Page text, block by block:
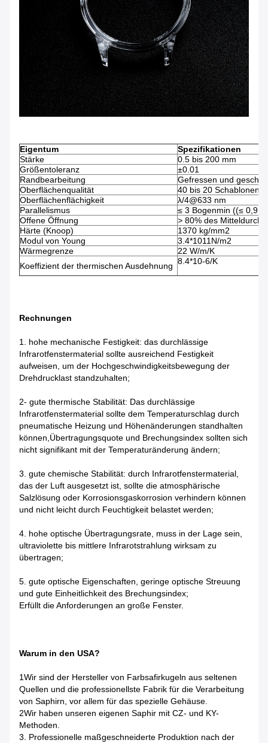
Eigentum
Spezifikationen
Stärke
0.5 bis 200 mm
Größentoleranz
±0.01
Randbearbeitung
Gefressen und
Oberflächenqualität
40 bis 20 Schablonen
Oberflächenflächigkeit
λ/4@633 nm
Parallelismus
≤ 3 Bogenmin ((≤
Offene Öffnung
> 80% des
Härte (Knoop)
1370 kg/mm2
Modul von Young
3.4*1011N/m2
Wärmegrenze
22 W/m/K
Koeffizient der thermischen Ausdehnung 8.4*10-6/K
Rechnungen
1. hohe mechanische Festigkeit: das durchlässige
Infrarotfenstermaterial sollte ausreichend Festigkeit
aufweisen, um der Hochgeschwindigkeitsbewegung der
Drehdrucklast standzuhalten;
2- gute thermische Stabilität: Das durchlässige
Infrarotfenstermaterial sollte dem Temperaturschlag durch
pneumatische Heizung und Höhenänderungen standhalten
können,Übertragungsquote und Brechungsindex sollten sich
nicht signifikant mit der Temperaturänderung ändern;
3. gute chemische Stabilität: durch Infrarotfenstermaterial,
das der Luft ausgesetzt ist, sollte die atmosphärische
Salzlösung oder Korrosionsgaskorrosion verhindern können
und nicht leicht durch Feuchtigkeit belastet werden;
4. hohe optische Übertragungsrate, muss in der Lage sein,
ultraviolette bis mittlere Infrarotstrahlung wirksam zu
übertragen;
5. gute optische Eigenschaften, geringe optische Streuung
und gute Einheitlichkeit des Brechungsindex;
Erfüllt die Anforderungen an große Fenster.
Warum in den USA?
1Wir sind der Hersteller von Farbsafirkugeln aus seltenen
Quellen und die professionellste Fabrik für die Verarbeitung
von Saphirn, vor allem für das spezielle Gehäuse.
2Wir haben unseren eigenen Saphir mit CZ- und KY-
Methoden.
3. Professionelle maßgeschneiderte Produktion nach der